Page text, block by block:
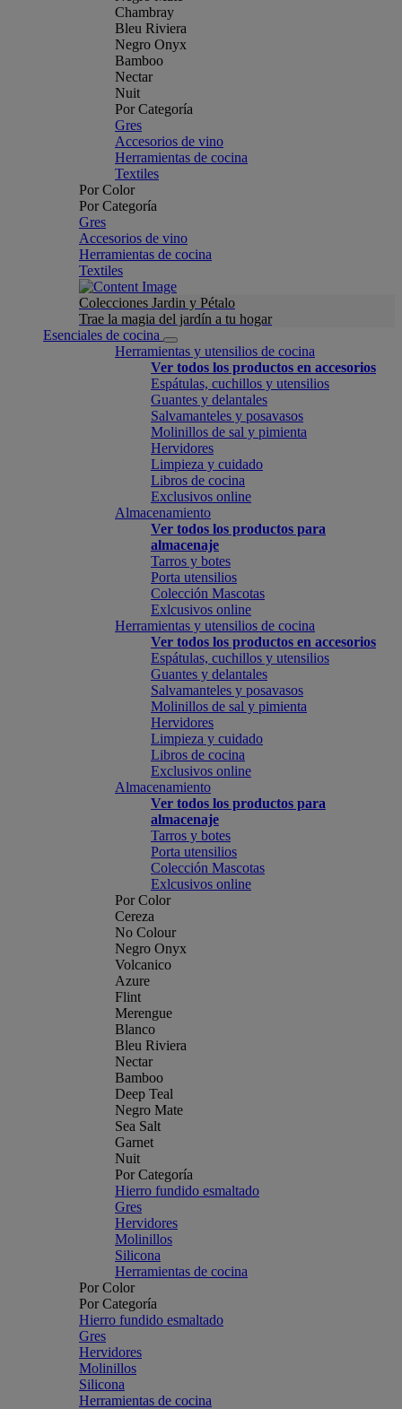
Chambray
Bleu Riviera
Negro Onyx
Bamboo
Nectar
Nuit
Por Categoría
Gres
Accesorios de vino
Herramientas de cocina
Textiles
Por Color
Por Categoría
Gres
Accesorios de vino
Herramientas de cocina
Textiles
Colecciones Jardin y Pétalo
Trae la magia del jardín a tu hogar
Esenciales de cocina
Herramientas y utensilios de cocina
Ver todos los productos en accesorios
Espátulas, cuchillos y utensilios
Guantes y delantales
Salvamanteles y posavasos
Molinillos de sal y pimienta
Hervidores
Limpieza y cuidado
Libros de cocina
Exclusivos online
Almacenamiento
Ver todos los productos para
almacenaje
Tarros y botes
Porta utensilios
Colección Mascotas
Exlcusivos online
Herramientas y utensilios de cocina
Ver todos los productos en accesorios
Espátulas, cuchillos y utensilios
Guantes y delantales
Salvamanteles y posavasos
Molinillos de sal y pimienta
Hervidores
Limpieza y cuidado
Libros de cocina
Exclusivos online
Almacenamiento
Ver todos los productos para
almacenaje
Tarros y botes
Porta utensilios
Colección Mascotas
Exlcusivos online
Por Color
Cereza
No Colour
Negro Onyx
Volcanico
Azure
Flint
Merengue
Blanco
Bleu Riviera
Nectar
Bamboo
Deep Teal
Negro Mate
Sea Salt
Garnet
Nuit
Por Categoría
Hierro fundido esmaltado
Gres
Hervidores
Molinillos
Silicona
Herramientas de cocina
Por Color
Por Categoría
Hierro fundido esmaltado
Gres
Hervidores
Molinillos
Silicona
Herramientas de cocina